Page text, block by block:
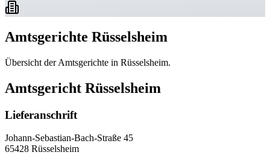
Amtsgerichte Rüsselsheim
Übersicht der Amtsgerichte in Rüsselsheim.
Amtsgericht Rüsselsheim
Lieferanschrift
Johann-Sebastian-Bach-Straße 45
65428 Rüsselsheim